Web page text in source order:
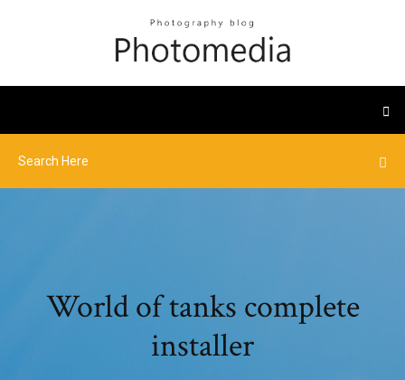
World of tanks complete
installer